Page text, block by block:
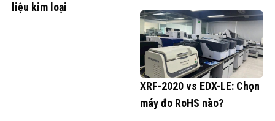
liệu kim loại
XRF-2020 vs EDX-LE: Chọn
máy đo RoHS nào?